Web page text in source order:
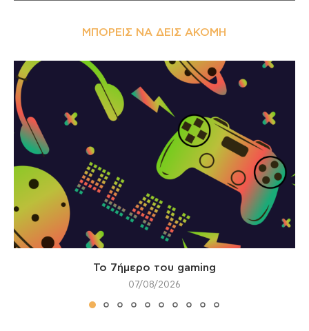
ΜΠΟΡΕΊΣ ΝΑ ΔΕΙΣ ΑΚΌΜΗ
Το 7ήμερο του gaming
07/08/2026